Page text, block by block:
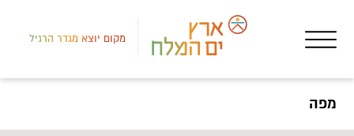
מקום יוצא מגדר הרגיל
מפה